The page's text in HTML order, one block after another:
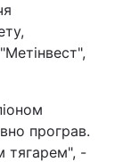
програв.
тягарем", -